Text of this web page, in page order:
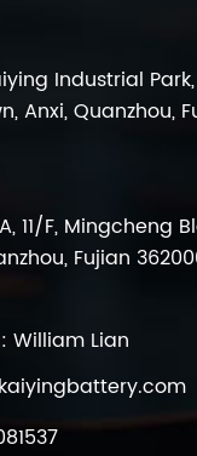
Industrial Park,
Anxi, Quanzhou,
11/F, Mingcheng
Fujian
William Lian